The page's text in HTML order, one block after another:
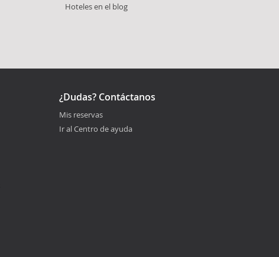
Hoteles en el blog
¿Dudas? Contáctanos
Mis reservas
Ir al Centro de ayuda